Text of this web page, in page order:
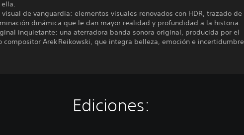
de vanguardia: elementos visuales renovados con HDR, trazado de
dinámica que le dan mayor realidad y profundidad a la historia.
inquietante: una aterradora banda sonora original, producida por el
compositor Arek Reikowski, que integra belleza, emoción e
Ediciones: